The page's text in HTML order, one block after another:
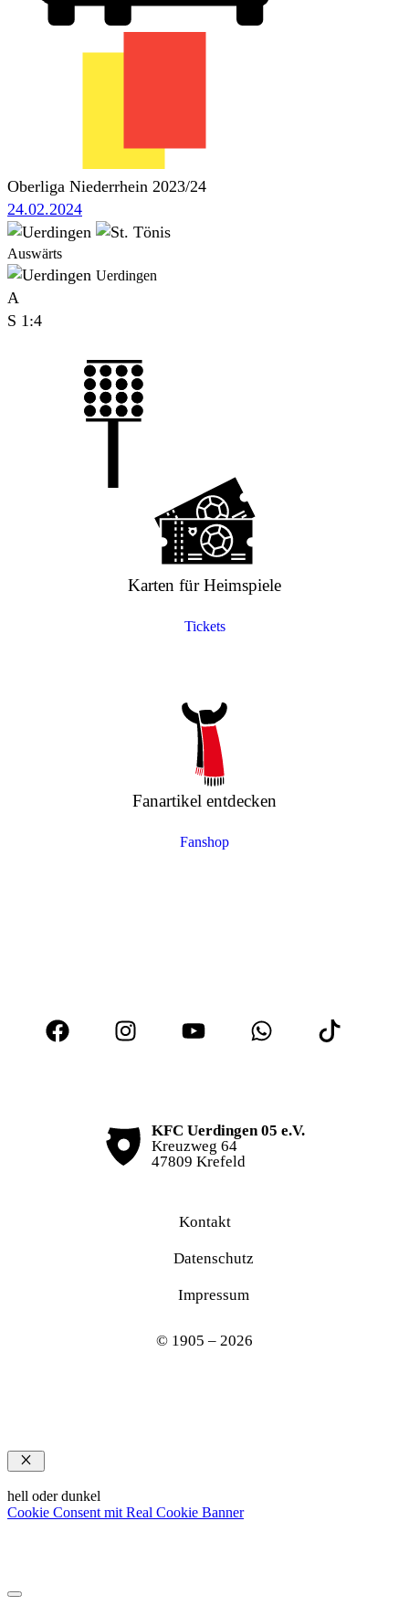
Oberliga Niederrhein 2023/24
24.02.2024
Auswärts
Uerdingen
A
S 1:4
Karten für Heimspiele
Tickets
Fanartikel entdecken
Fanshop
KFC Uerdingen 05 e.V.
Kreuzweg 64
47809 Krefeld
Kontakt
Datenschutz
Impressum
© 1905 – 2026
Schließen
hell oder dunkel
Cookie Consent mit Real Cookie Banner